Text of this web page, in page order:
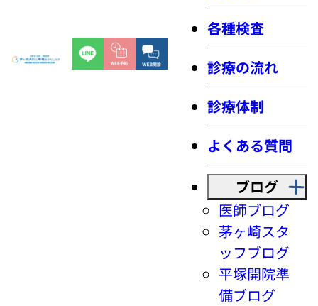
各種検査
診療の流れ
診療体制
よくある質問
ブログ
医師ブログ
茅ヶ崎スタ
ッフブログ
平塚開院準
備ブログ